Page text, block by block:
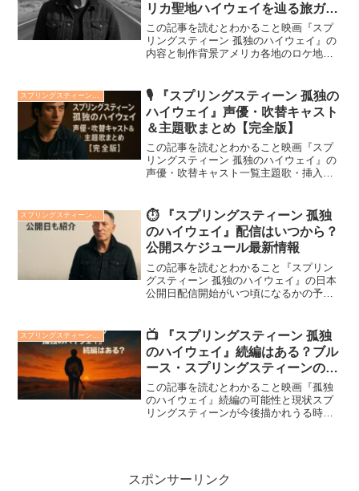
リカ聖地ハイウェイを辿る旅ガイ
ド
この記事を読むとわかること映画『スプ
リングスティーン 孤独のハイウェイ』の
内容と制作背景アメリカ各地のロケ地と
リカンロックの巨星、ブルース・スプリ
ングスティーン。彼の魂...
スプリングスティーン 孤独のハイウェイ
🎙️ 『スプリングスティーン 孤独の
ハイウェイ』声優・吹替キャスト
＆主題歌まとめ【完全版】
この記事を読むとわかること映画『スプ
リングスティーン 孤独のハイウェイ』の
声優・吹替キャスト一覧主題歌・挿入歌
羅した作品の全体像！映画『スプリング
スティーン 孤...
スプリングスティーン 孤独のハイウェイ
⏱️ 『スプリングスティーン 孤独
のハイウェイ』配信はいつから？
公開スケジュール最新情報
この記事を読むとわかること『スプリン
グスティーン 孤独のハイウェイ』の日本
公開日配信開始がいつ頃になるかの予想
ィーンを描いた話題作、『スプリングス
ティーン 孤独のハイウ...
📺 『スプリングスティーン 孤独
のハイウェイ』続編はある？ブル
ース・スプリングスティーンの次
回作を徹底考察
この記事を読むとわかること映画『孤独
のハイウェイ』続編の可能性と現状スプ
リングスティーンが今後描かれうる時代
スポンサーリンク